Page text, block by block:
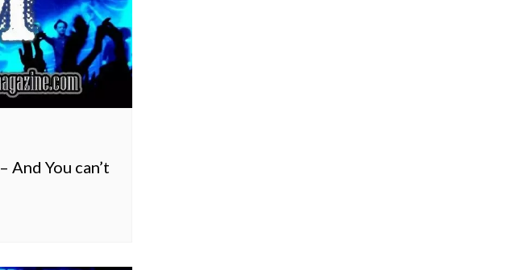
And You can’t